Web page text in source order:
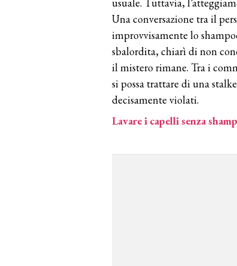
usuale. Tuttavia,
Una conversazione tra il
improvvisamente lo
sbalordita, chiarì di non
il mistero rimane. Tra i
si possa trattare di una
decisamente violati.
Lavare i capelli senza